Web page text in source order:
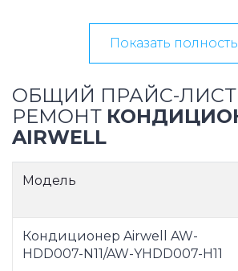
Показать
ОБЩИЙ ПРАЙС-
РЕМОНТ
AIRWELL
Модель
Кондиционер Airwell AW-
HDD007-N11/AW-YHDD007-H11